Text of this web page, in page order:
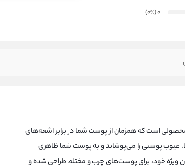
0
(0
%
)
است که همزمان از پوست شما در برابر اشعه‌های
پوستی را می‌پوشاند و به پوست شما ظاهری
خود، برای پوست‌های چرب و مختلط طراحی شده و